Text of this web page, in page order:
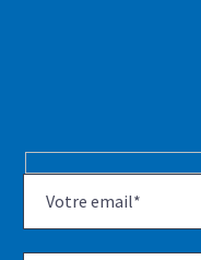
Hidden
fields